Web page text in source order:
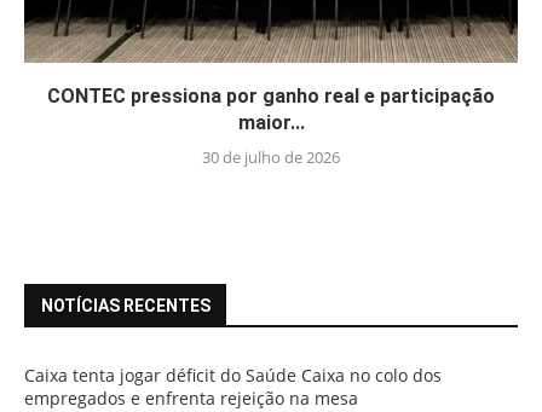
CONTEC pressiona por ganho real e participação
maior...
30 de julho de 2026
NOTÍCIAS RECENTES
Caixa tenta jogar déficit do Saúde Caixa no colo dos
empregados e enfrenta rejeição na mesa